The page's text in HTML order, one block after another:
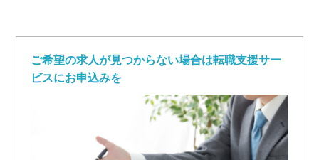
ご希望の求人が見つからない場合は転職支援サー
ビスにお申込みを